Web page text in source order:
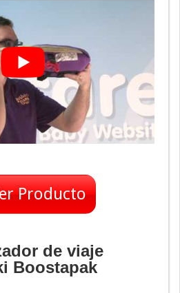
Producto
de viaje
Boostapak